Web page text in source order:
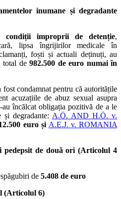
inumane și degradante
condiții improprii de detenție,
lipsa îngrijirilor medicale în
foști și actuali deținuți, au
total de 982.500 de euro numai în
condamnat pentru că autoritățile
acuzațiile de abuz sexual asupra
încălcat obligația pozitivă de a le
și degradante: A.Ö. AND H.Ö. v.
euro și A.E.J. v. ROMANIA
de două ori (Articolul 4
de 5.408 de euro
(Articolul 6)